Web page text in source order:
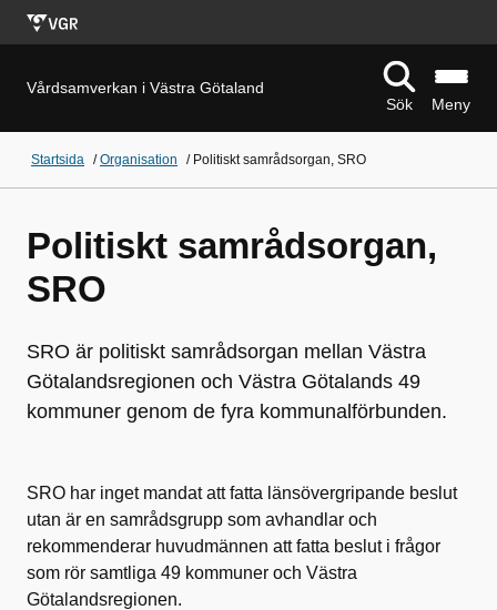
Vårdsamverkan i Västra Götaland
Sök
Meny
Startsida /Organisation / Politiskt samrådsorgan, SRO
Politiskt samrådsorgan,
SRO
SRO är politiskt samrådsorgan mellan Västra
Götalandsregionen och Västra Götalands 49
kommuner genom de fyra kommunalförbunden.
SRO har inget mandat att fatta länsövergripande beslut
utan är en samrådsgrupp som avhandlar och
rekommenderar huvudmännen att fatta beslut i frågor
som rör samtliga 49 kommuner och Västra
Götalandsregionen.